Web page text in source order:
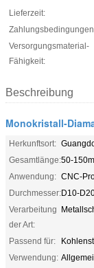
Lieferzeit:
Versorgungsmaterial-
Fähigkeit:
Beschreibung
Monokristall-
Herkunftsort:
Gesamtlänge:50-
Anwendung: CNC-
Durchmesser:D10-
Verarbeitung
der Art:
Passend für:
Verwendung: